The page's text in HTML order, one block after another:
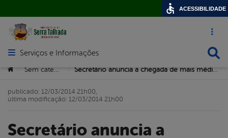
Acesso
Abrir menu principal de navegação
Serviços e Informações
Você está aqui:
> >
Secretário anuncia a
publicado: 12/03/2014 21h00,
última modificação: 12/03/2014 21h00
ACESSIBILIDADE